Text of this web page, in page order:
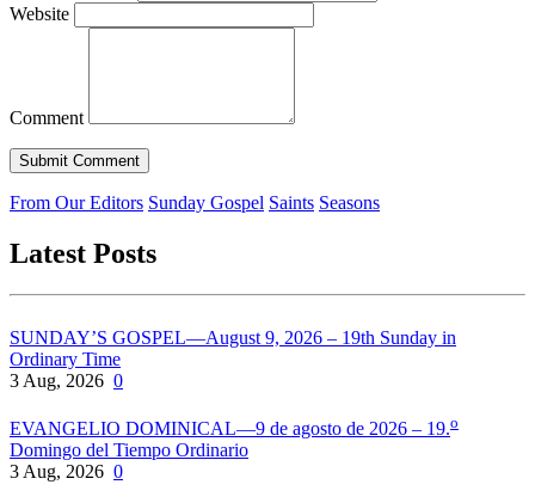
Website
Comment
From Our Editors Sunday Gospel Saints Seasons
Latest Posts
SUNDAY’S GOSPEL—August 9, 2026 – 19th Sunday in
Ordinary Time
3 Aug, 2026 0
EVANGELIO DOMINICAL—9 de agosto de 2026 – 19.o
Domingo del Tiempo Ordinario
3 Aug, 2026 0